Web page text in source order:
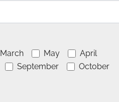
March May
April
September
October